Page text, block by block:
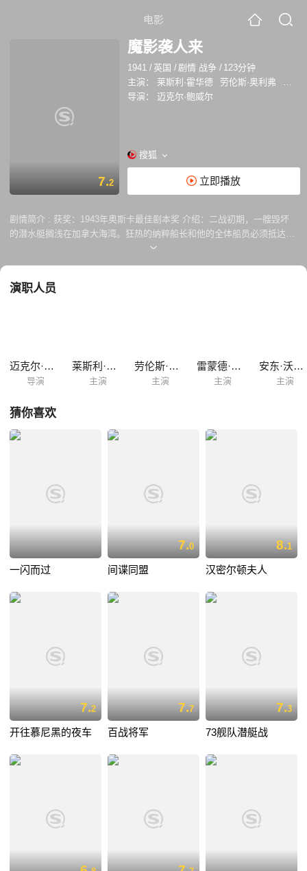
电影
7.2
魔影袭人来
1941 / 英国 /剧情 战争 / 123分钟
主演：
莱斯利·霍华德 劳伦斯·奥利弗
雷蒙
导演：
迈克尔·鲍威尔
搜狐
立即播放
剧情简介 : 获奖：1943年奥斯卡最佳剧本奖 介绍：二战初期，一艘毁坏
的潜水艇搁浅在加拿大海湾。狂热的纳粹船长和他的全体船员必须抵达当
时中立的美国，否则他们要被捉拿。一路上他们遇上形形色色的人物，对
演职人员
迈克尔·鲍威尔
导演
莱斯利·霍华德
主演
劳伦斯·奥利弗
主演
雷蒙德·马西
主演
安东·沃尔布鲁克
主演
猜你喜欢
一闪而过
7.0
间谍同盟
8.1
汉密尔顿夫人
7.2
开往慕尼黑的夜车
7.7
百战将军
7.3
73舰队潜艇战